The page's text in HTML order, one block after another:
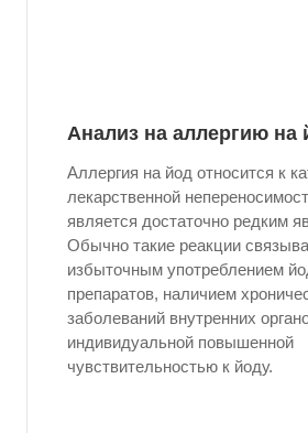
Анализ на аллергию на
Аллергия на йод относится к
лекарственной
является достаточно редким
Обычно такие реакции
избыточным употреблением
препаратов, наличием
заболеваний внутренних
индивидуальной повышенной
чувствительностью к йоду.